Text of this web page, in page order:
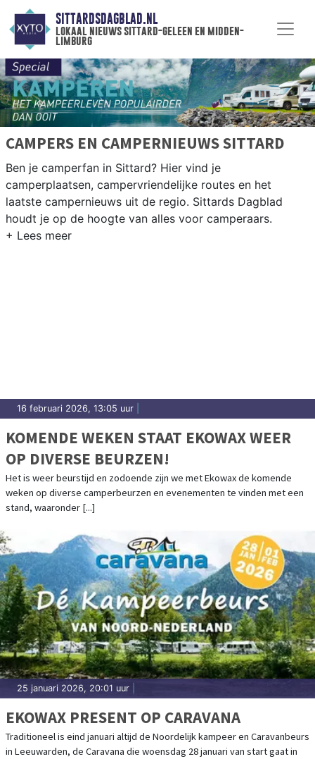
SITTARDSDAGBLAD.NL
lokaal nieuws sittard-geleen en midden-
limburg
CAMPERS EN CAMPERNIEUWS SITTARD
Ben je camperfan in Sittard? Hier vind je
camperplaatsen, campervriendelijke routes en het
laatste campernieuws uit de regio. Sittards Dagblad
houdt je op de hoogte van alles voor camperaars.
16 februari 2026, 13:05 uur
KOMENDE WEKEN STAAT EKOWAX WEER
OP DIVERSE BEURZEN!
Het is weer beurstijd en zodoende zijn we met Ekowax de komende
weken op diverse camperbeurzen en evenementen te vinden met een
stand, waaronder [...]
25 januari 2026, 20:01 uur
EKOWAX PRESENT OP CARAVANA
Traditioneel is eind januari altijd de Noordelijk kampeer en Caravanbeurs
in Leeuwarden, de Caravana die woensdag 28 januari van start gaat in